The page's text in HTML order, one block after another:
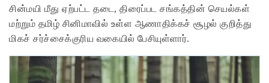
சின்மயி மீது ஏற்பட்ட தடை, திரைப்பட சங்கத்தின் செயல்கள்
மற்றும் தமிழ் சினிமாவில் உள்ள ஆணாதிக்கச் சூழல் குறித்து
மிகச் சர்ச்சைக்குரிய வகையில் பேசியுள்ளார்.